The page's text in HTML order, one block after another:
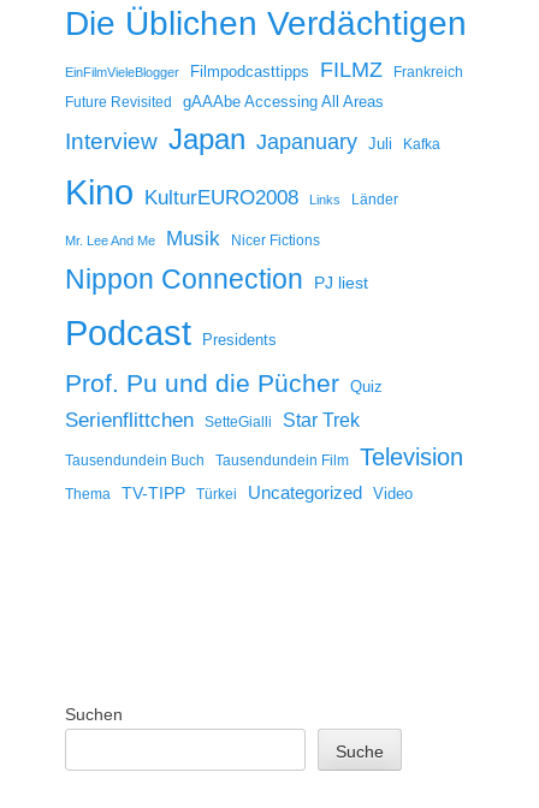
Die Üblichen Verdächtigen
EinFilmVieleBlogger Filmpodcasttipps FILMZ
Frankreich
Future Revisited
gAAAbe Accessing All Areas
Interview Japan Japanuary Juli Kafka
Kino KulturEURO2008 Links Länder
Mr. Lee And Me Musik Nicer Fictions
Nippon Connection PJ liest
Podcast Presidents
Prof. Pu und die Pücher Quiz
Serienflittchen SetteGialli Star Trek
Tausendundein Buch Tausendundein Film Television
Thema TV-TIPP Türkei Uncategorized Video
Suchen
Suche